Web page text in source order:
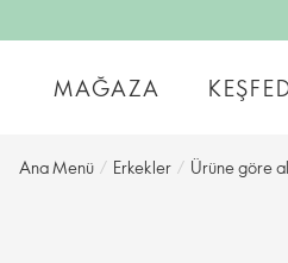
MAĞAZA
Ana Menü / Erkekler / Ürüne göre